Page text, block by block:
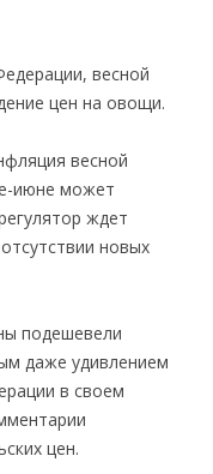
весной
цен на овощи.
весной
июне может
ждет
новых
подешевели
даже удивлением
в своем
цен.